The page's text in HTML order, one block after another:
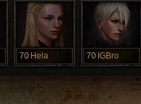
70 Hela 70 IGBro